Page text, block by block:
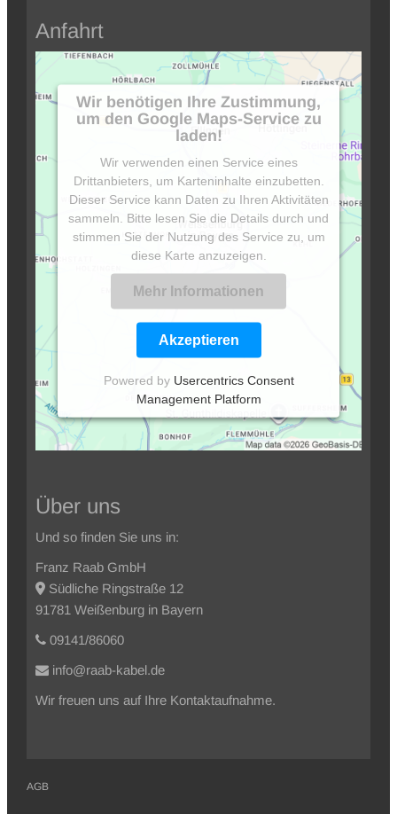
Anfahrt
Wir benötigen Ihre Zustimmung,
um den Google Maps-Service zu
laden!
Wir verwenden einen Service eines
Drittanbieters, um Karteninhalte einzubetten.
Dieser Service kann Daten zu Ihren Aktivitäten
sammeln. Bitte lesen Sie die Details durch und
stimmen Sie der Nutzung des Service zu, um
diese Karte anzuzeigen.
Mehr Informationen
Akzeptieren
Powered by Usercentrics Consent
Management Platform
Über uns
Und so finden Sie uns in:
Franz Raab GmbH
Südliche Ringstraße 12
91781 Weißenburg in Bayern
09141/86060
info@raab-kabel.de
Wir freuen uns auf Ihre Kontaktaufnahme.
AGB